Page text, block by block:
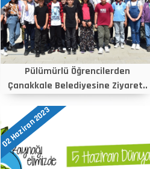
Pülümürlü Öğrencilerden
Çanakkale Belediyesine Ziyaret..
02 Haziran 2023